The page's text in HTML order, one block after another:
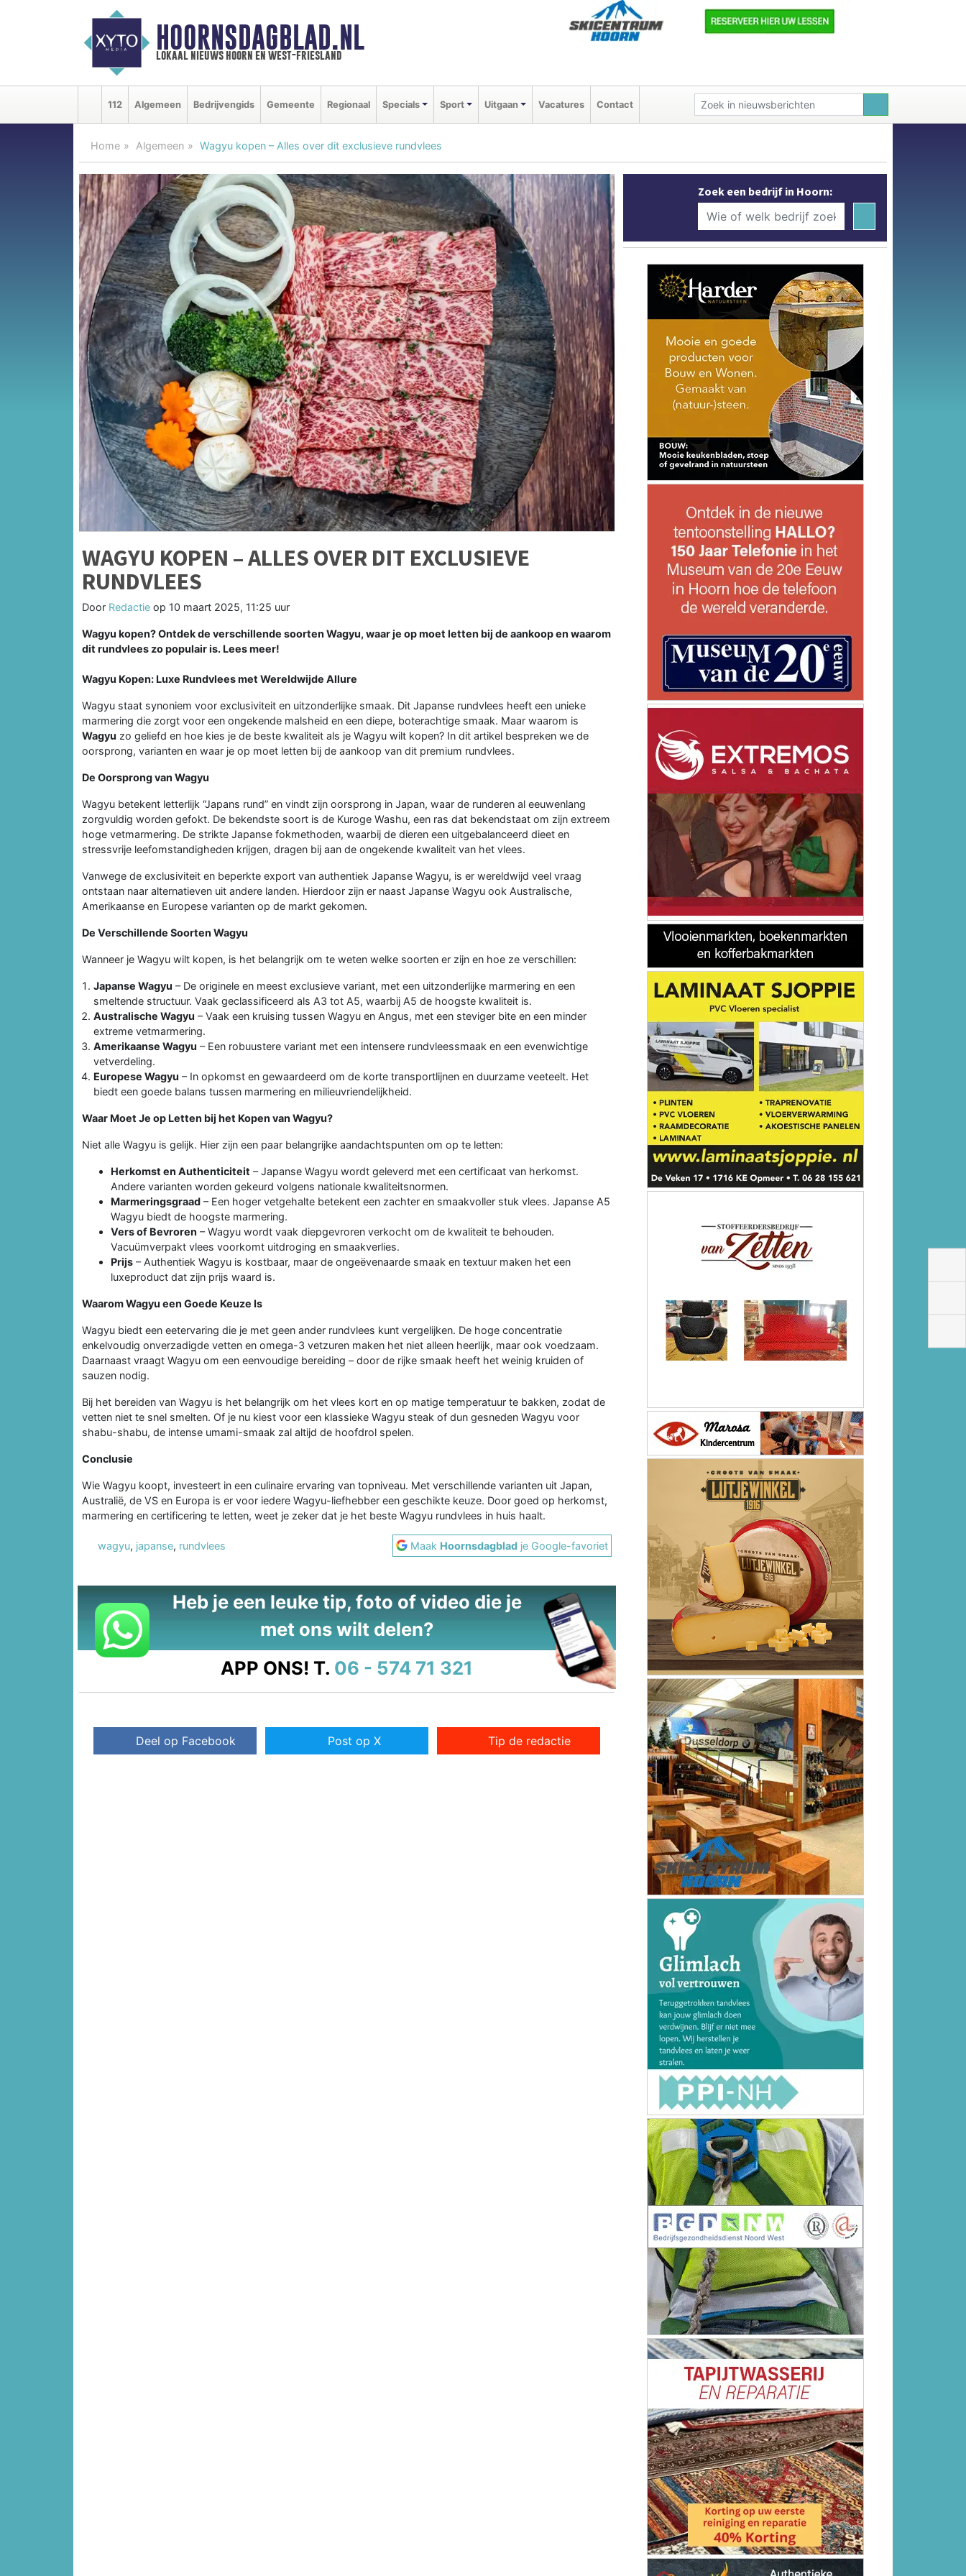
HOORNSDAGBLAD.NL
lokaal nieuws hoorn en west-friesland
112 Algemeen Bedrijvengids Gemeente Regionaal Specials Sport Uitgaan Vacatures Contact
Home Algemeen Wagyu kopen – Alles over dit exclusieve rundvlees
WAGYU KOPEN – ALLES OVER DIT EXCLUSIEVE
RUNDVLEES
Door Redactie op 10 maart 2025, 11:25 uur
Wagyu kopen? Ontdek de verschillende soorten Wagyu, waar je op moet letten bij de aankoop en waarom
dit rundvlees zo populair is. Lees meer!
Wagyu Kopen: Luxe Rundvlees met Wereldwijde Allure
Wagyu staat synoniem voor exclusiviteit en uitzonderlijke smaak. Dit Japanse rundvlees heeft een unieke
marmering die zorgt voor een ongekende malsheid en een diepe, boterachtige smaak. Maar waarom is
Wagyu zo geliefd en hoe kies je de beste kwaliteit als je Wagyu wilt kopen? In dit artikel bespreken we de
oorsprong, varianten en waar je op moet letten bij de aankoop van dit premium rundvlees.
De Oorsprong van Wagyu
Wagyu betekent letterlijk “Japans rund” en vindt zijn oorsprong in Japan, waar de runderen al eeuwenlang
zorgvuldig worden gefokt. De bekendste soort is de Kuroge Washu, een ras dat bekendstaat om zijn extreem
hoge vetmarmering. De strikte Japanse fokmethoden, waarbij de dieren een uitgebalanceerd dieet en
stressvrije leefomstandigheden krijgen, dragen bij aan de ongekende kwaliteit van het vlees.
Vanwege de exclusiviteit en beperkte export van authentiek Japanse Wagyu, is er wereldwijd veel vraag
ontstaan naar alternatieven uit andere landen. Hierdoor zijn er naast Japanse Wagyu ook Australische,
Amerikaanse en Europese varianten op de markt gekomen.
De Verschillende Soorten Wagyu
Wanneer je Wagyu wilt kopen, is het belangrijk om te weten welke soorten er zijn en hoe ze verschillen:
Japanse Wagyu – De originele en meest exclusieve variant, met een uitzonderlijke marmering en een
smeltende structuur. Vaak geclassificeerd als A3 tot A5, waarbij A5 de hoogste kwaliteit is.
Australische Wagyu – Vaak een kruising tussen Wagyu en Angus, met een steviger bite en een minder
extreme vetmarmering.
Amerikaanse Wagyu – Een robuustere variant met een intensere rundvleessmaak en een evenwichtige
vetverdeling.
Europese Wagyu – In opkomst en gewaardeerd om de korte transportlijnen en duurzame veeteelt. Het
biedt een goede balans tussen marmering en milieuvriendelijkheid.
Waar Moet Je op Letten bij het Kopen van Wagyu?
Niet alle Wagyu is gelijk. Hier zijn een paar belangrijke aandachtspunten om op te letten:
Herkomst en Authenticiteit – Japanse Wagyu wordt geleverd met een certificaat van herkomst.
Andere varianten worden gekeurd volgens nationale kwaliteitsnormen.
Marmeringsgraad – Een hoger vetgehalte betekent een zachter en smaakvoller stuk vlees. Japanse A5
Wagyu biedt de hoogste marmering.
Vers of Bevroren – Wagyu wordt vaak diepgevroren verkocht om de kwaliteit te behouden.
Vacuümverpakt vlees voorkomt uitdroging en smaakverlies.
Prijs – Authentiek Wagyu is kostbaar, maar de ongeëvenaarde smaak en textuur maken het een
luxeproduct dat zijn prijs waard is.
Waarom Wagyu een Goede Keuze Is
Wagyu biedt een eetervaring die je met geen ander rundvlees kunt vergelijken. De hoge concentratie
enkelvoudig onverzadigde vetten en omega-3 vetzuren maken het niet alleen heerlijk, maar ook voedzaam.
Daarnaast vraagt Wagyu om een eenvoudige bereiding – door de rijke smaak heeft het weinig kruiden of
sauzen nodig.
Bij het bereiden van Wagyu is het belangrijk om het vlees kort en op matige temperatuur te bakken, zodat de
vetten niet te snel smelten. Of je nu kiest voor een klassieke Wagyu steak of dun gesneden Wagyu voor
shabu-shabu, de intense umami-smaak zal altijd de hoofdrol spelen.
Conclusie
Wie Wagyu koopt, investeert in een culinaire ervaring van topniveau. Met verschillende varianten uit Japan,
Australië, de VS en Europa is er voor iedere Wagyu-liefhebber een geschikte keuze. Door goed op herkomst,
marmering en certificering te letten, weet je zeker dat je het beste Wagyu rundvlees in huis haalt.
wagyu, japanse, rundvlees Maak Hoornsdagblad je Google-favoriet
Heb je een leuke tip, foto of video die je
met ons wilt delen?
APP ONS! T. 06 - 574 71 321
Deel op Facebook Post op X Tip de redactie
Zoek een bedrijf in Hoorn: